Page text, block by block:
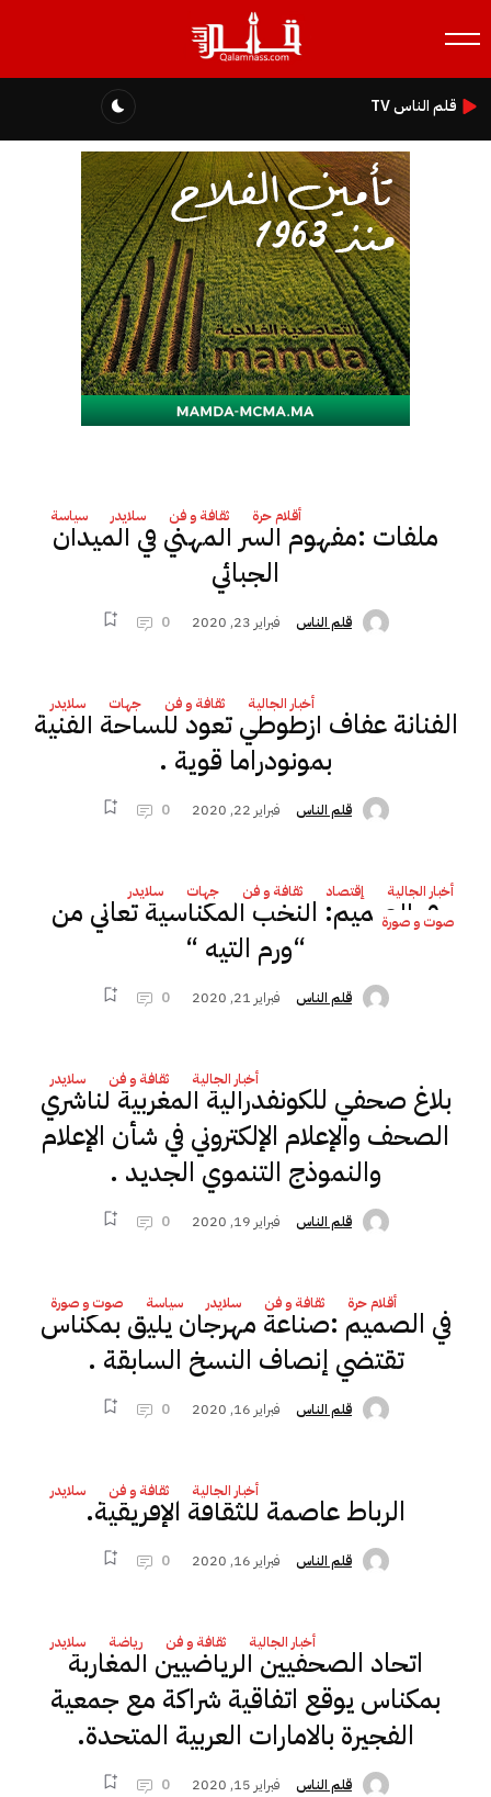
قلم الناس TV
أقلام حرة ثقافة و فن سلايدر سياسة
ملفات :مفهوم السر المهني في الميدان
الجبائي
قلم الناس فبراير 23, 2020 0
أخبار الجالية ثقافة و فن جهات سلايدر
الفنانة عفاف ازطوطي تعود للساحة الفنية
بمونودراما قوية .
قلم الناس فبراير 22, 2020 0
أخبار الجالية إقتصاد ثقافة و فن جهات
سلايدر
صوت و صورة
في الصميم: النخب المكناسية تعاني من
“ورم التيه “
قلم الناس فبراير 21, 2020 0
أخبار الجالية ثقافة و فن سلايدر
بلاغ صحفي للكونفدرالية المغربية لناشري
الصحف والإعلام الإلكتروني في شأن الإعلام
والنموذج التنموي الجديد .
قلم الناس فبراير 19, 2020 0
أقلام حرة ثقافة و فن سلايدر سياسة صوت و صورة
في الصميم :صناعة مهرجان يليق بمكناس
تقتضي إنصاف النسخ السابقة .
قلم الناس فبراير 16, 2020 0
أخبار الجالية ثقافة و فن سلايدر
الرباط عاصمة للثقافة الإفريقية.
قلم الناس فبراير 16, 2020 0
أخبار الجالية ثقافة و فن رياضة سلايدر
اتحاد الصحفيين الرياضيين المغاربة
بمكناس يوقع اتفاقية شراكة مع جمعية
الفجيرة بالامارات العربية المتحدة.
قلم الناس فبراير 15, 2020 0